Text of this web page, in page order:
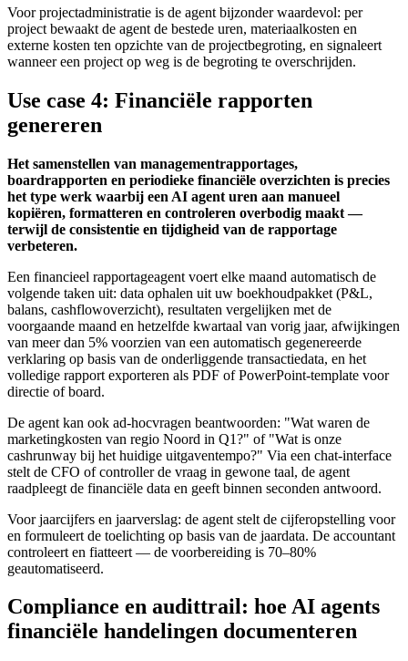
Voor projectadministratie is de agent bijzonder waardevol: per
project bewaakt de agent de bestede uren, materiaalkosten en
externe kosten ten opzichte van de projectbegroting, en signaleert
wanneer een project op weg is de begroting te overschrijden.
Use case 4: Financiële rapporten
genereren
Het samenstellen van managementrapportages,
boardrapporten en periodieke financiële overzichten is precies
het type werk waarbij een AI agent uren aan manueel
kopiëren, formatteren en controleren overbodig maakt —
terwijl de consistentie en tijdigheid van de rapportage
verbeteren.
Een financieel rapportageagent voert elke maand automatisch de
volgende taken uit: data ophalen uit uw boekhoudpakket (P&L,
balans, cashflowoverzicht), resultaten vergelijken met de
voorgaande maand en hetzelfde kwartaal van vorig jaar, afwijkingen
van meer dan 5% voorzien van een automatisch gegenereerde
verklaring op basis van de onderliggende transactiedata, en het
volledige rapport exporteren als PDF of PowerPoint-template voor
directie of board.
De agent kan ook ad-hocvragen beantwoorden: "Wat waren de
marketingkosten van regio Noord in Q1?" of "Wat is onze
cashrunway bij het huidige uitgaventempo?" Via een chat-interface
stelt de CFO of controller de vraag in gewone taal, de agent
raadpleegt de financiële data en geeft binnen seconden antwoord.
Voor jaarcijfers en jaarverslag: de agent stelt de cijferopstelling voor
en formuleert de toelichting op basis van de jaardata. De accountant
controleert en fiatteert — de voorbereiding is 70–80%
geautomatiseerd.
Compliance en audittrail: hoe AI agents
financiële handelingen documenteren